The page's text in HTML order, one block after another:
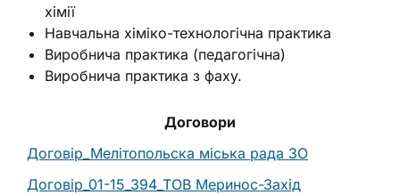
хімії
Навчальна хіміко-технологічна практика
Виробнича практика (педагогічна)
Виробнича практика з фаху.
Договори
Договір_Мелітопольска міська рада ЗО
Договір_01-15_394_ТОВ Меринос-Захід